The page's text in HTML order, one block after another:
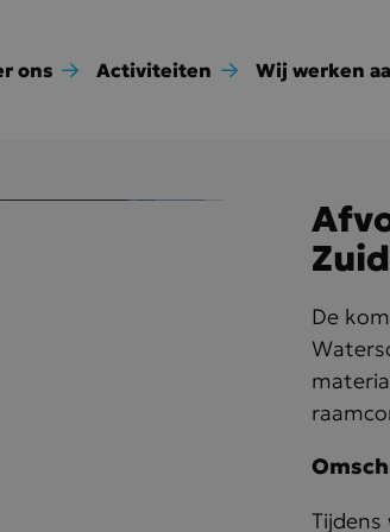
ons Activiteiten Wij werken
De